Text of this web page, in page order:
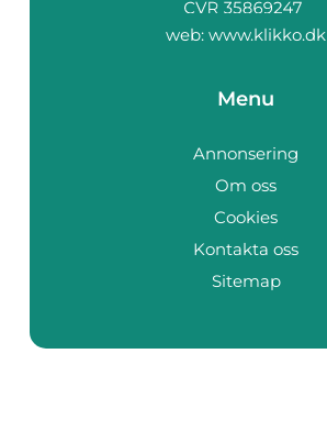
web: www.klikko.dk
Menu
Annonsering
Om oss
Cookies
Kontakta oss
Sitemap